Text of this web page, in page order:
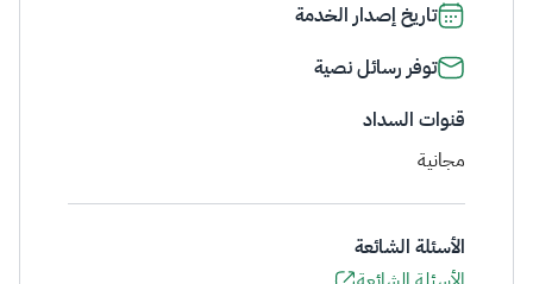
تاريخ إصدار الخدمة
توفر رسائل نصية
قنوات السداد
مجانية
الأسئلة الشائعة